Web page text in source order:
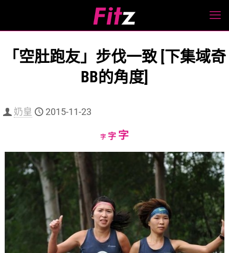
「空肚跑友」步伐一致 ‏[下集域奇
BB的角度]
奶皇 2015-11-23
字Decrease
字Reset
字Increase
size.